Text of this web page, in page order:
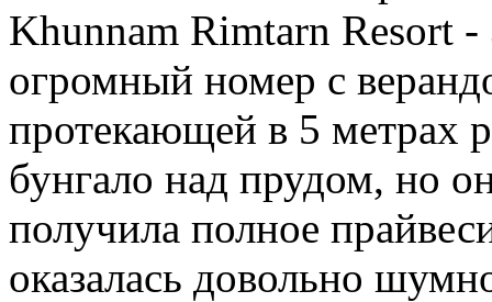
Khunnam Rimtarn Resort -
огромный номер с
протекающей в 5 метрах
бунгало над прудом, но
получила полное
оказалась довольно